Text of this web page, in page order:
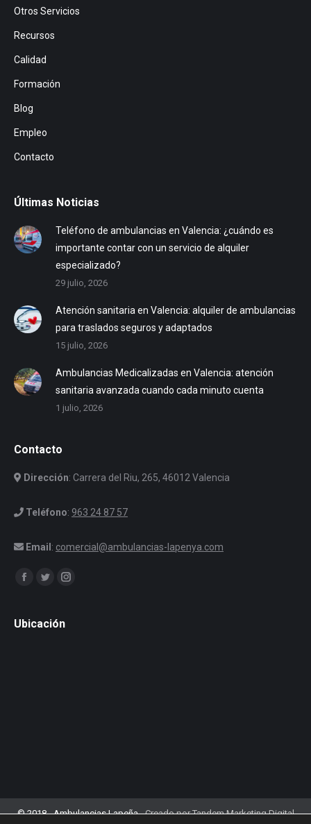
Otros Servicios
Recursos
Calidad
Formación
Blog
Empleo
Contacto
Últimas Noticias
Teléfono de ambulancias en Valencia: ¿cuándo es
importante contar con un servicio de alquiler
especializado?
29 julio, 2026
Atención sanitaria en Valencia: alquiler de ambulancias
para traslados seguros y adaptados
15 julio, 2026
Ambulancias Medicalizadas en Valencia: atención
sanitaria avanzada cuando cada minuto cuenta
1 julio, 2026
Contacto
Dirección: Carrera del Riu, 265, 46012 Valencia
Teléfono: 963 24 87 57
Email : comercial@ambulancias-lapenya.com
Encuéntranos en:
Facebook
TwitterInstagram
Ubicación
© 2018 - Ambulancias Lapeña -Creado por Tandem Marketing Digital